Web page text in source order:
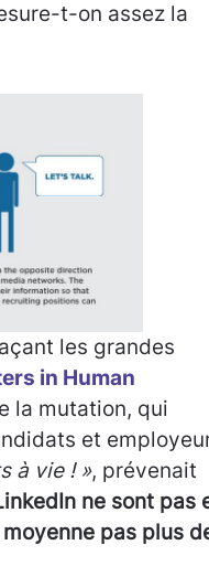
t-on assez la
les grandes
in Human
la mutation, qui
et
à vie ! », prévenait
ne sont pas
pas plus